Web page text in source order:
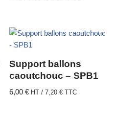
Support ballons
caoutchouc – SPB1
6,00€ HT / 7,20€ TTC